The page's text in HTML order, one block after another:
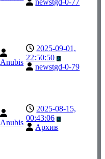
newstgd-0-77
Anubis
2025-09-01,
22:50:50
newstgd-0-79
Anubis
2025-08-15,
00:43:06
Архив